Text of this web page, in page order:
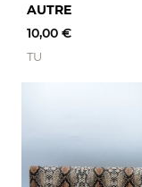
AUTRE
10,00 €
TU